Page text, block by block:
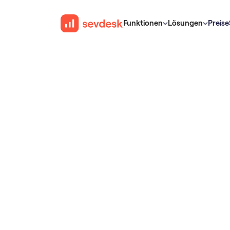
Funktionen Lösungen Preise